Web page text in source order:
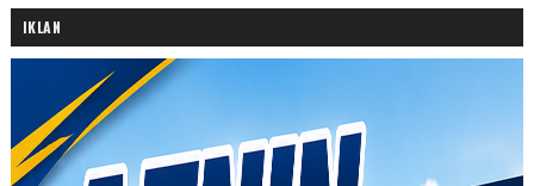
IKLAN